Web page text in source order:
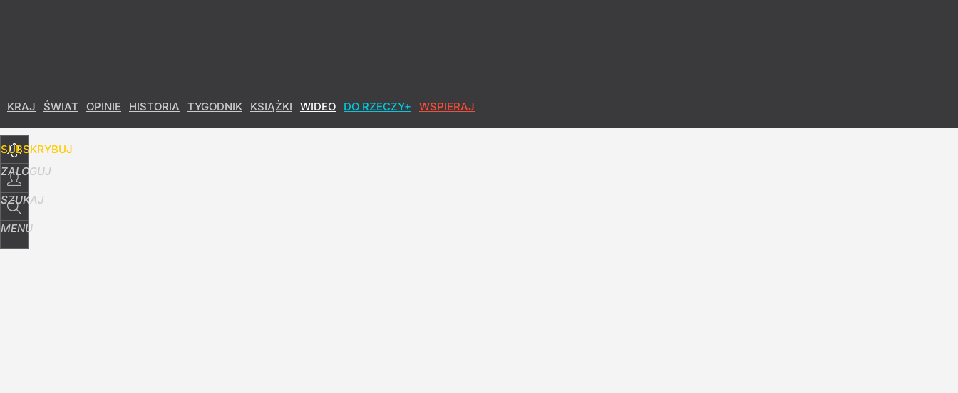
KRAJ ŚWIAT OPINIE HISTORIA TYGODNIK KSIĄŻKI WIDEO DO RZECZY+ WSPIERAJ
SUBSKRYBUJ
ZALOGUJ
SZUKAJ
MENU